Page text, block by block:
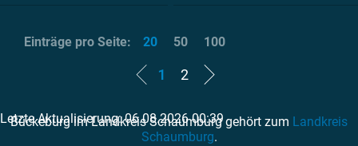
1 2
Letzte Aktualisierung: 06.08.2026 00:39
Einträge pro Seite: 20 50 100
Bückeburg im Landkreis Schaumburg gehört zum Landkreis
Schaumburg.